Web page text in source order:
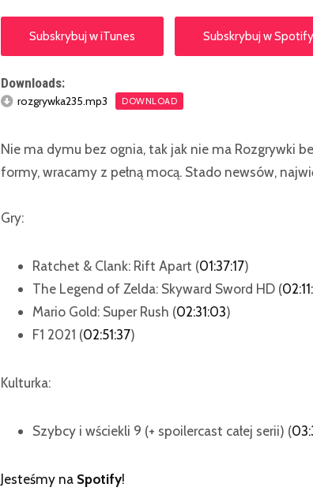
Subskrybuj w iTunes Subskrybuj w Spotify
Downloads:
rozgrywka235.mp3 DOWNLOAD
Nie ma dymu bez ognia, tak jak nie ma Rozgrywki
formy, wracamy z pełną mocą. Stado newsów,
Gry:
Ratchet & Clank: Rift Apart (01:37:17)
The Legend of Zelda: Skyward Sword HD (
Mario Gold: Super Rush (02:31:03)
F1 2021 (02:51:37)
Kulturka:
Szybcy i wściekli 9 (+ spoilercast całej serii) (
Jesteśmy na Spotify!